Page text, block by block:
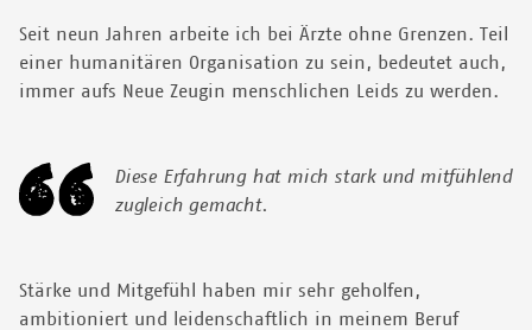
Seit neun Jahren arbeite ich bei Ärzte ohne Grenzen. Teil
einer humanitären Organisation zu sein, bedeutet auch,
immer aufs Neue Zeugin menschlichen Leids zu werden.
Diese Erfahrung hat mich stark und mitfühlend
zugleich gemacht.
Stärke und Mitgefühl haben mir sehr geholfen,
ambitioniert und leidenschaftlich in meinem Beruf